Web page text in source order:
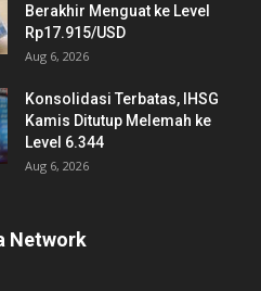
Berakhir Menguat ke Level
Rp17.915/USD
Aug 6, 2026
Konsolidasi Terbatas, IHSG
Kamis Ditutup Melemah ke
Level 6.344
Aug 6, 2026
Network